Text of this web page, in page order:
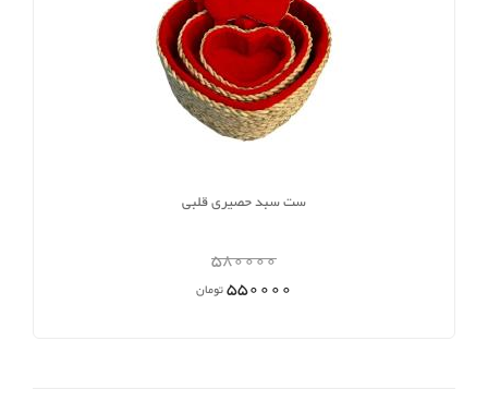
ست سبد حصیری قلبی
580000
550000تومان